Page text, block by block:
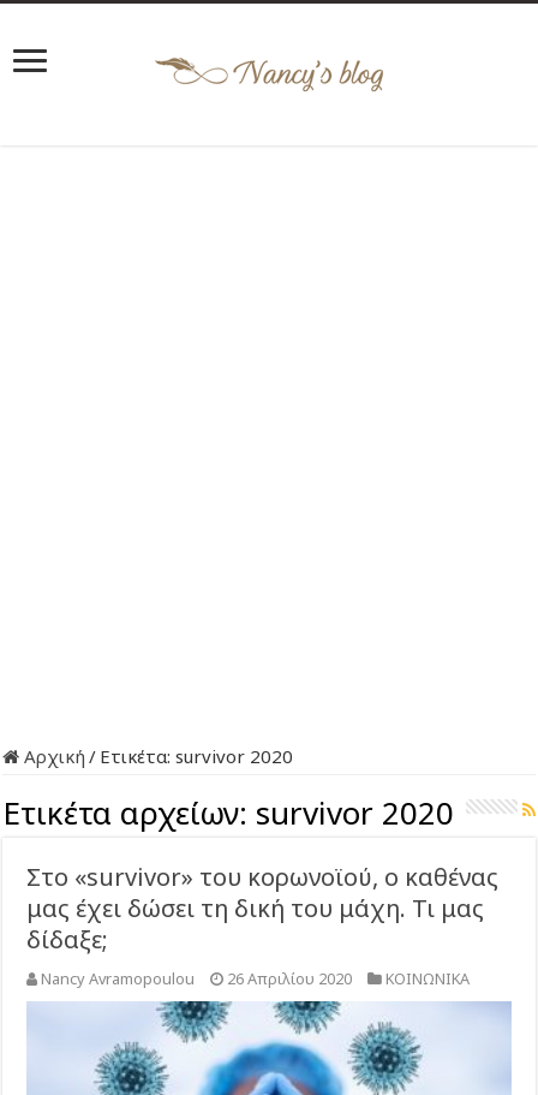
Αρχική / Ετικέτα:survivor 2020
Ετικέτα αρχείων: survivor 2020
Στο «survivor» του κορωνοϊού, ο καθένας
μας έχει δώσει τη δική του μάχη. Τι μας
δίδαξε;
Nancy Avramopoulou 26 Απριλίου 2020 ΚΟΙΝΩΝΙΚΑ